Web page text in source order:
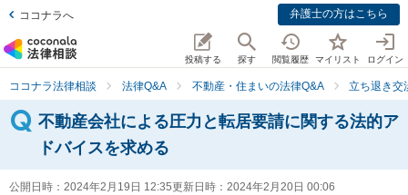
ココナラへ 弁護士の方はこちら
投稿する 探す 閲覧履歴 マイリスト ログイン
ココナラ法律相談 法律Q&A 不動産・住まいの法律Q&A 立ち退き交
不動産会社による圧力と転居要請に関する法的ア
ドバイスを求める
公開日時： 2024年2月19日 12:35更新日時： 2024年2月20日 00:06